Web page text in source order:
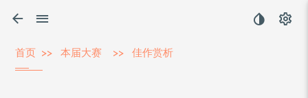
首页 >> 本届大赛 >> 佳作赏析